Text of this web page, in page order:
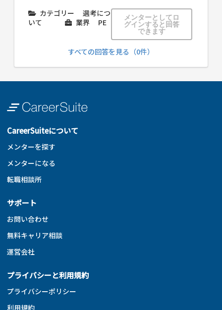
カテゴリー
選考につ
いて
業界 PE
メンターとしてロ
グインすると回答
できます
すべての回答を見る（0件）
CareerSuiteについて
メンターを探す
メンターになる
転職相談所
サポート
お問い合わせ
無料キャリア相談
運営会社
プライバシーと利用規約
プライバシーポリシー
利用規約